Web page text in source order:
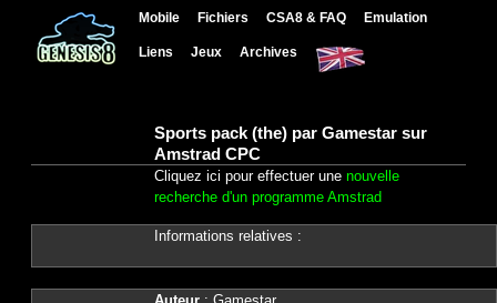
Mobile Fichiers CSA8 & FAQ Emulation
Liens Jeux Archives
Sports pack (the) par Gamestar sur
Amstrad CPC
Cliquez ici pour effectuer une nouvelle
recherche d'un programme Amstrad
Informations relatives :